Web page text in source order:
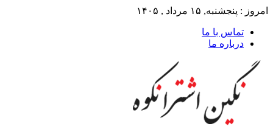
امروز : پنجشنبه, ۱۵ مرداد , ۱۴۰۵
تماس با ما
درباره ما